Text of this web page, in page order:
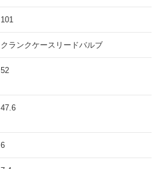
101
クランクケースリードバルブ
52
47.6
6